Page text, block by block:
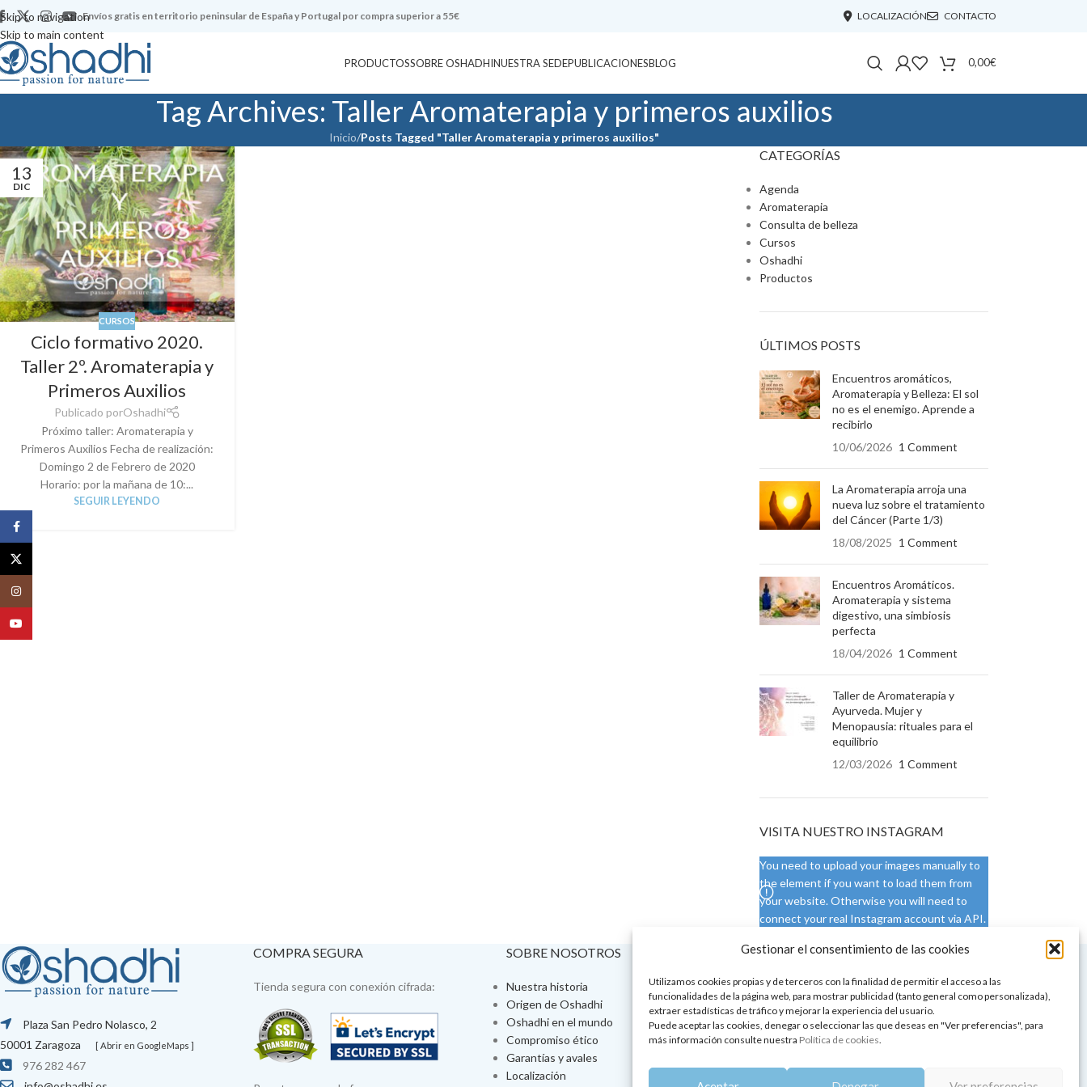
Gestionar el consentimiento de las cookies
Utilizamos cookies propias y de terceros con la finalidad de permitir el acceso a las
funcionalidades de la página web, para mostrar publicidad (tanto general como personalizada),
extraer estadísticas de tráfico y mejorar la experiencia del usuario.
Puede aceptar las cookies, denegar o seleccionar las que deseas en "Ver preferencias", para
más información consulte nuestra Política de cookies.
Skip to navigation
Skip to main content
Envíos gratis en territorio peninsular de España y Portugal por compra superior a 55€ LOCALIZACIÓN CONTACTO
PRODUCTOSSOBRE OSHADHINUESTRA SEDEPUBLICACIONESBLOG 0,00€
Tag Archives: Taller Aromaterapia y primeros auxilios
Inicio/Posts Tagged "Taller Aromaterapia y primeros auxilios"
13
DIC
CURSOS
Ciclo formativo 2020.
Taller 2º. Aromaterapia y
Primeros Auxilios
Publicado porOshadhi
Próximo taller: Aromaterapia y
Primeros Auxilios Fecha de realización:
Domingo 2 de Febrero de 2020
Horario: por la mañana de 10:...
SEGUIR LEYENDO
CATEGORÍAS
Agenda
Aromaterapia
Consulta de belleza
Cursos
Oshadhi
Productos
ÚLTIMOS POSTS
Encuentros aromáticos,
Aromaterapia y Belleza: El sol
no es el enemigo. Aprende a
recibirlo
10/06/2026 1 Comment
La Aromaterapia arroja una
nueva luz sobre el tratamiento
del Cáncer (Parte 1/3)
18/08/2025 1 Comment
Encuentros Aromáticos.
Aromaterapia y sistema
digestivo, una simbiosis
perfecta
18/04/2026 1 Comment
Taller de Aromaterapia y
Ayurveda. Mujer y
Menopausia: rituales para el
equilibrio
12/03/2026 1 Comment
VISITA NUESTRO INSTAGRAM
You need to upload your images manually to
the element if you want to load them from
your website. Otherwise you will need to
connect your real Instagram account via API.
Plaza San Pedro Nolasco, 2
50001 Zaragoza
[ Abrir en GoogleMaps ]
976 282 467
COMPRA SEGURA
Tienda segura con conexión cifrada:
SOBRE NOSOTROS
Nuestra historia
Origen de Oshadhi
Oshadhi en el mundo
Compromiso ético
Garantías y avales
Localización
VISÍTA NUESTRA SEDE
Tienda física
Talleres de aromaterapia
Tratamientos de belleza
Ayurveda
Aromaterapia y bienestar
CONDICIONES DE USO
Condiciones generales
Cambios y devoluciones
Formas de pago
Formas de envío